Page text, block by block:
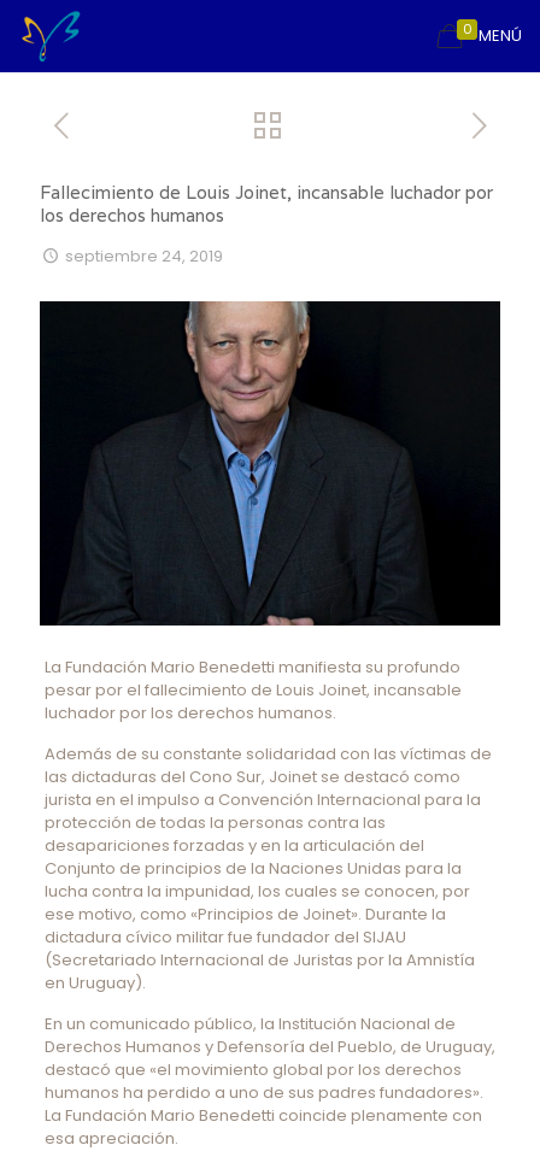
MENÚ
0
Fallecimiento de Louis Joinet, incansable luchador por
los derechos humanos
septiembre 24, 2019
La Fundación Mario Benedetti manifiesta su profundo
pesar por el fallecimiento de Louis Joinet, incansable
luchador por los derechos humanos.
Además de su constante solidaridad con las víctimas de
las dictaduras del Cono Sur, Joinet se destacó como
jurista en el impulso a Convención Internacional para la
protección de todas la personas contra las
desapariciones forzadas y en la articulación del
Conjunto de principios de la Naciones Unidas para la
lucha contra la impunidad, los cuales se conocen, por
ese motivo, como «Principios de Joinet». Durante la
dictadura cívico militar fue fundador del SIJAU
(Secretariado Internacional de Juristas por la Amnistía
en Uruguay).
En un comunicado público, la Institución Nacional de
Derechos Humanos y Defensoría del Pueblo, de Uruguay,
destacó que «el movimiento global por los derechos
humanos ha perdido a uno de sus padres fundadores».
La Fundación Mario Benedetti coincide plenamente con
esa apreciación.